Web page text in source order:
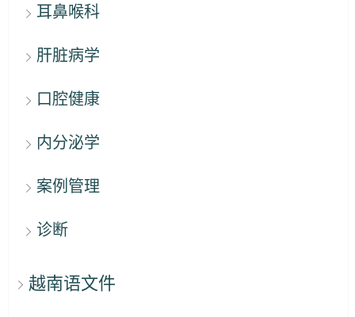
耳鼻喉科
肝脏病学
口腔健康
内分泌学
案例管理
诊断
越南语文件